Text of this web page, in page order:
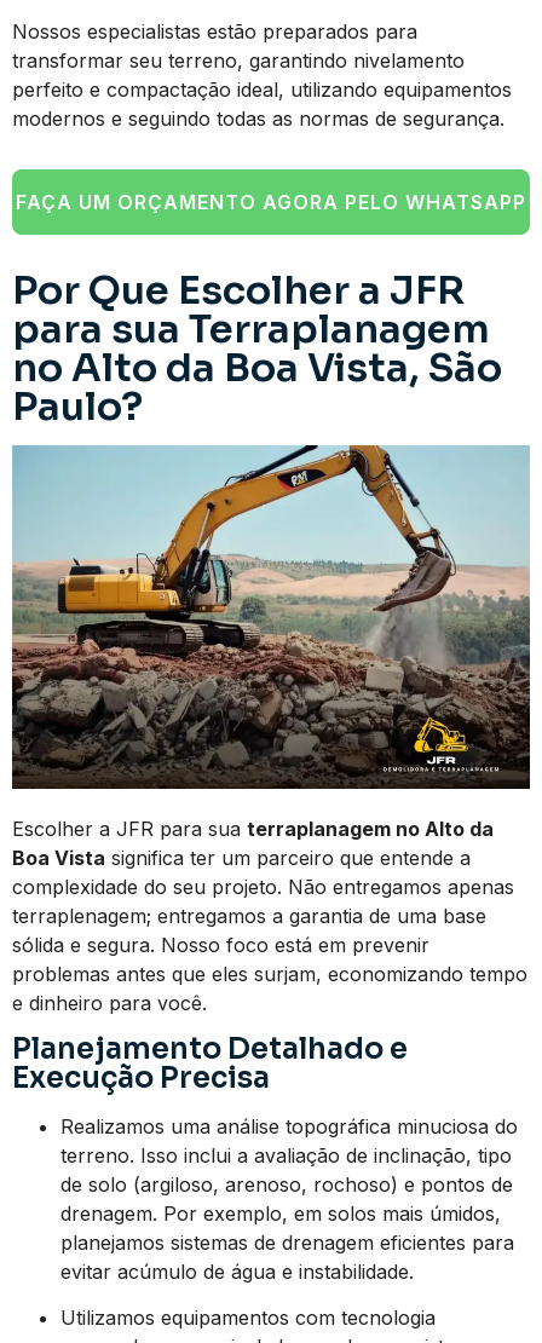
Nossos especialistas estão preparados para
transformar seu terreno, garantindo nivelamento
perfeito e compactação ideal, utilizando equipamentos
modernos e seguindo todas as normas de segurança.
FAÇA UM ORÇAMENTO AGORA PELO WHATSAPP
Por Que Escolher a JFR
para sua Terraplanagem
no Alto da Boa Vista, São
Paulo?
Escolher a JFR para sua terraplanagem no Alto da
Boa Vista significa ter um parceiro que entende a
complexidade do seu projeto. Não entregamos apenas
terraplenagem; entregamos a garantia de uma base
sólida e segura. Nosso foco está em prevenir
problemas antes que eles surjam, economizando tempo
e dinheiro para você.
Planejamento Detalhado e
Execução Precisa
Realizamos uma análise topográfica minuciosa do
terreno. Isso inclui a avaliação de inclinação, tipo
de solo (argiloso, arenoso, rochoso) e pontos de
drenagem. Por exemplo, em solos mais úmidos,
planejamos sistemas de drenagem eficientes para
evitar acúmulo de água e instabilidade.
Utilizamos equipamentos com tecnologia